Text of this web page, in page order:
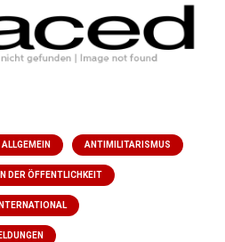
ALLGEMEIN ANTIMILITARISMUS
DER ÖFFENTLICHKEIT
INTERNATIONAL